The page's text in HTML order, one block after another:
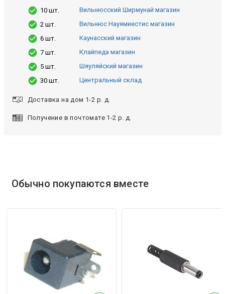
10 шт.
Вильнюсский Ширмунай магазин
2 шт.
Вильнюс Науямиестис магазин
6 шт.
Каунасский магазин
7 шт.
Клайпеда магазин
5 шт.
Шяуляйский магазин
30 шт.
Центральный склад
Доставка на дом 1-2 р. д.
Получение в почтомате 1-2 р. д.
Обычно покупаются вместе